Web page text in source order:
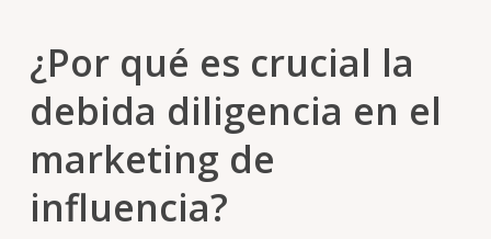
¿Por qué es crucial la
debida diligencia en el
marketing de
influencia?